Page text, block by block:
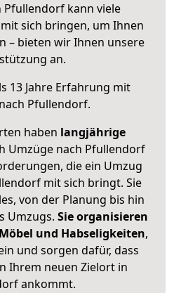
Pfullendorf kann viele
sich bringen, um Ihnen
– bieten wir Ihnen unsere
an.
13 Jahre Erfahrung mit
Pfullendorf.
haben langjährige
Umzüge nach Pfullendorf
die ein Umzug
mit sich bringt. Sie
von der Planung bis hin
Umzugs. Sie organisieren
und Habseligkeiten,
und sorgen dafür, dass
Ihrem neuen Zielort in
ankommt.